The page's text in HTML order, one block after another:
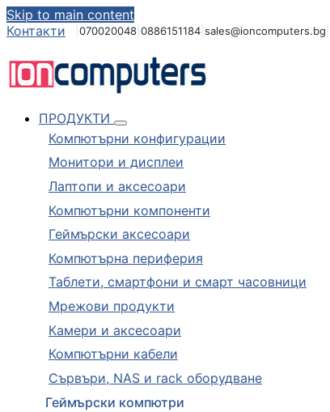
Skip to main content
Контакти
070020048 0886151184 sales@ioncomputers.bg
ПРОДУКТИ
Компютърни конфигурации
Монитори и дисплеи
Лаптопи и аксесоари
Компютърни компоненти
Геймърски аксесоари
Компютърна периферия
Таблети, смартфони и смарт часовници
Мрежови продукти
Камери и аксесоари
Компютърни кабели
Сървъри, NAS и rack оборудване
Геймърски компютри